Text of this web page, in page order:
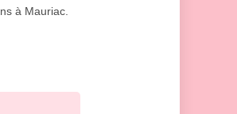
à Mauriac.